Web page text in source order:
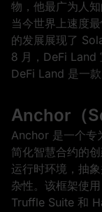
物，他最广为人
当今世界上速度
的发展展现了
8 月，DeFi Land
DeFi Land 是一
Anchor（
Anchor 是一个专
简化智慧合约的
运行时环境，抽
杂性。该框架使
Truffle Suite 和